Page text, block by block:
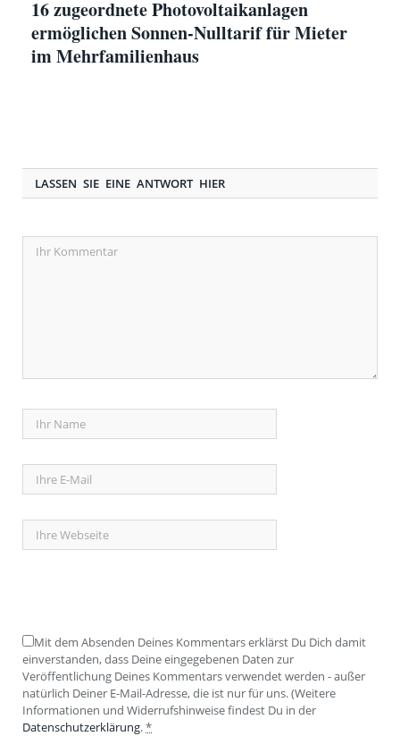
16 zugeordnete Photovoltaikanlagen
ermöglichen Sonnen-Nulltarif für Mieter
im Mehrfamilienhaus
LASSEN SIE EINE ANTWORT HIER
Mit dem Absenden Deines Kommentars erklärst Du Dich damit
einverstanden, dass Deine eingegebenen Daten zur
Veröffentlichung Deines Kommentars verwendet werden - außer
natürlich Deiner E-Mail-Adresse, die ist nur für uns. (Weitere
Informationen und Widerrufshinweise findest Du in der
Datenschutzerklärung.*